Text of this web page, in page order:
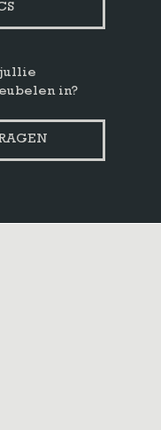
jullie
in?